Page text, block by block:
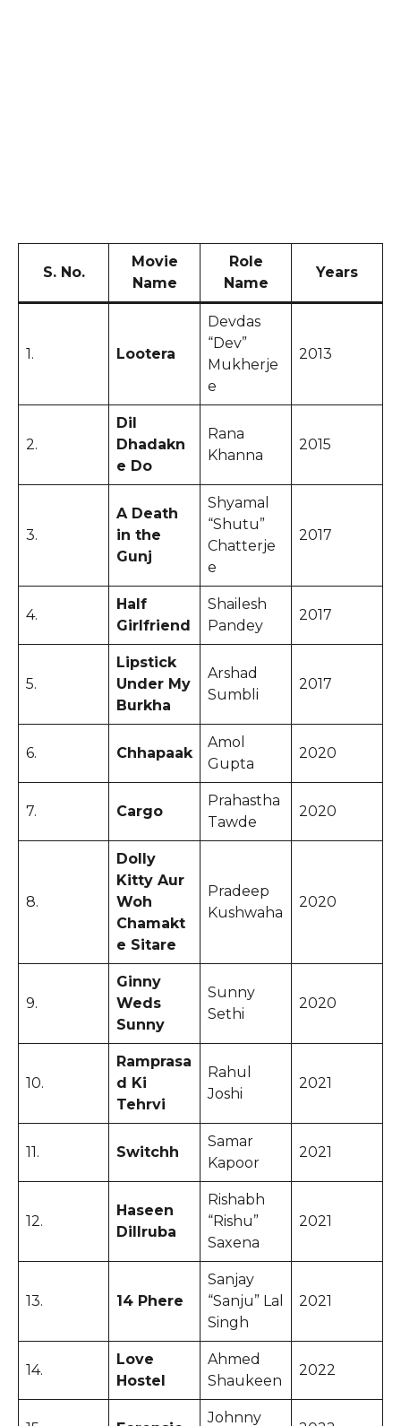
S. No.
Movie
Name
Role
Name
Years
1. Lootera
Devdas
“Dev”
Mukherje
e
2013
2.
Dil
Dhadakn
e Do
Rana
Khanna
2015
3.
A Death
in the
Gunj
Shyamal
“Shutu”
Chatterje
e
2017
4.
Half
Girlfriend
Shailesh
Pandey
2017
5.
Lipstick
Under My
Burkha
Arshad
Sumbli
2017
6. Chhapaak
Amol
Gupta
2020
7. Cargo
Prahastha
Tawde
2020
8.
Dolly
Kitty Aur
Woh
Chamakt
e Sitare
Pradeep
Kushwaha
2020
9.
Ginny
Weds
Sunny
Sunny
Sethi
2020
10.
Ramprasa
d Ki
Tehrvi
Rahul
Joshi
2021
11. Switchh
Samar
Kapoor
2021
12.
Haseen
Dillruba
Rishabh
“Rishu”
Saxena
2021
13. 14 Phere
Sanjay
“Sanju” Lal
Singh
2021
14.
Love
Hostel
Ahmed
Shaukeen
2022
Johnny